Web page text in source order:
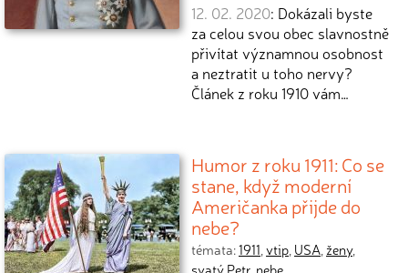
12. 02. 2020: Dokázali byste
za celou svou obec slavnostně
přivítat významnou osobnost
a neztratit u toho nervy?
Článek z roku 1910 vám…
Humor z roku 1911: Co se
stane, když moderní
Američanka přijde do
nebe?
témata:1911,vtip, USA, ženy,
svatý Petr, nebe